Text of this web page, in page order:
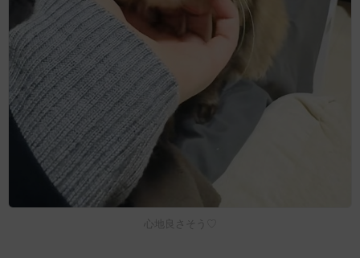
心地良さそう♡